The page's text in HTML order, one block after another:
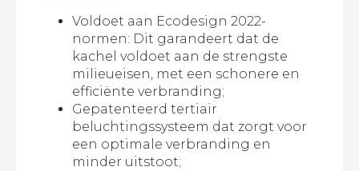
Voldoet aan Ecodesign 2022-
normen: Dit garandeert dat de
kachel voldoet aan de strengste
milieueisen, met een schonere en
efficiënte verbranding;
Gepatenteerd tertiair
beluchtingssysteem dat zorgt voor
een optimale verbranding en
minder uitstoot;